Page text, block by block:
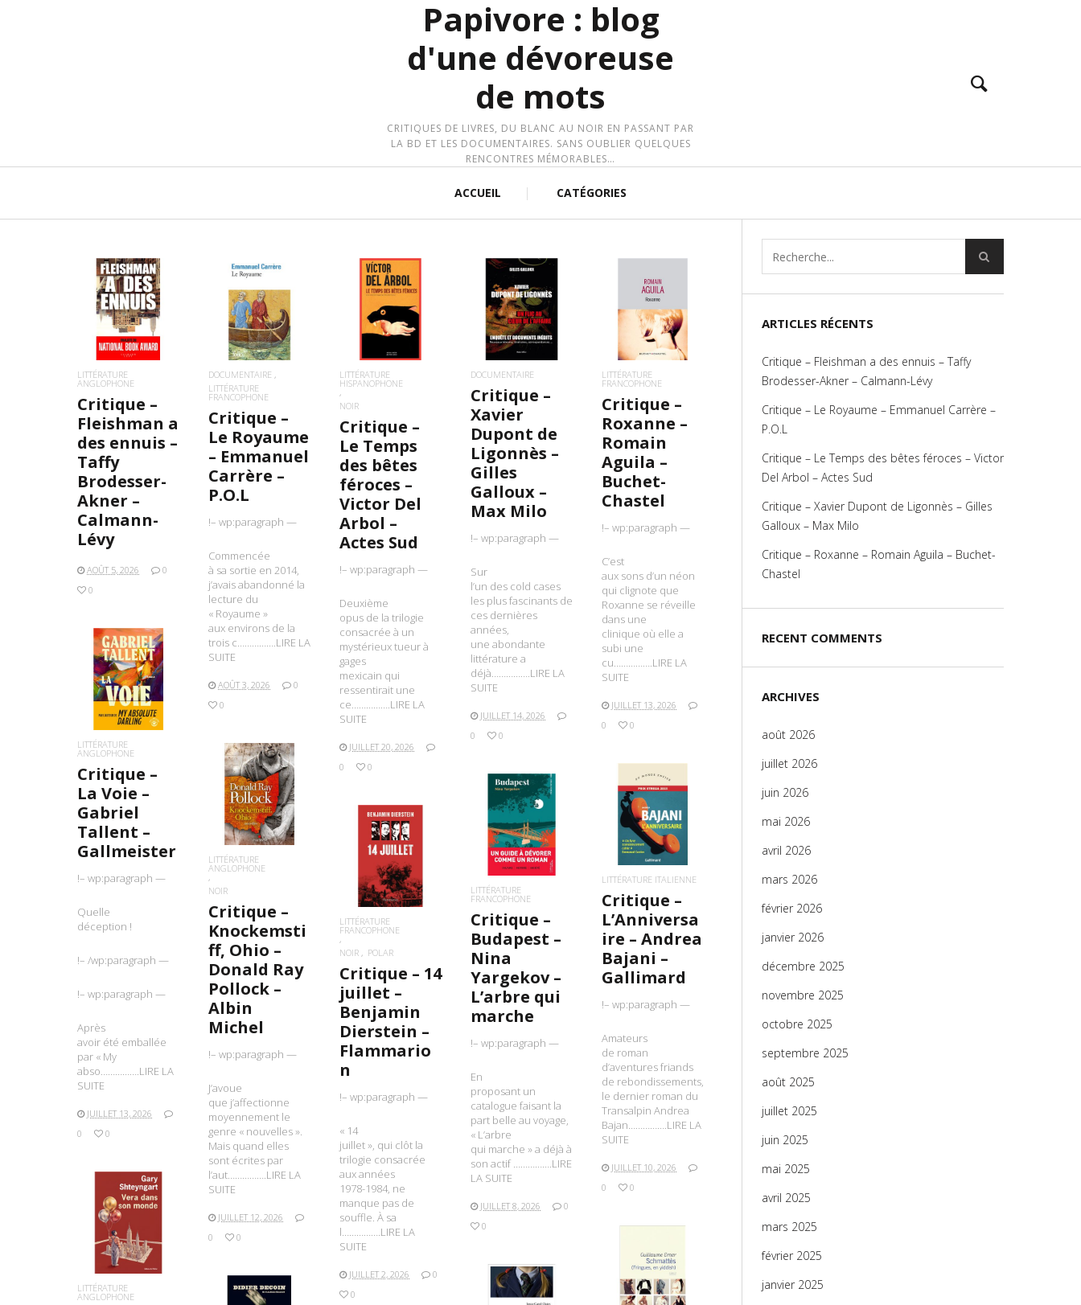
Papivore : blog
d'une dévoreuse
de mots
CRITIQUES DE LIVRES, DU BLANC AU NOIR EN PASSANT PAR
LA BD ET LES DOCUMENTAIRES. SANS OUBLIER QUELQUES
RENCONTRES MÉMORABLES…
ACCUEIL CATÉGORIES
LIRE LA SUITE
LITTÉRATURE
ANGLOPHONE
Critique –
Fleishman a
des ennuis –
Taffy
Brodesser-
Akner –
Calmann-
Lévy
AOÛT 5, 2026
0
0
LIRE LA SUITE
DOCUMENTAIRE
LITTÉRATURE
FRANCOPHONE
Critique –
Le Royaume
– Emmanuel
Carrère –
P.O.L
!– wp:paragraph —
Commencée
à sa sortie en 2014,
j’avais abandonné la
lecture du
« Royaume »
aux environs de la
trois c…………….LIRE LA
SUITE
AOÛT 3, 2026
0
0
LIRE LA SUITE
LITTÉRATURE
HISPANOPHONE
NOIR
Critique –
Le Temps
des bêtes
féroces –
Victor Del
Arbol –
Actes Sud
!– wp:paragraph —
Deuxième
opus de la trilogie
consacrée à un
mystérieux tueur à
gages
mexicain qui
ressentirait une
ce…………….LIRE LA
SUITE
JUILLET 20, 2026
0
0
LIRE LA SUITE
DOCUMENTAIRE
Critique –
Xavier
Dupont de
Ligonnès –
Gilles
Galloux –
Max Milo
!– wp:paragraph —
Sur
l’un des cold cases
les plus fascinants de
ces dernières
années,
une abondante
littérature a
déjà…………….LIRE LA
SUITE
JUILLET 14, 2026
0
0
LIRE LA SUITE
LITTÉRATURE
FRANCOPHONE
Critique –
Roxanne –
Romain
Aguila –
Buchet-
Chastel
!– wp:paragraph —
C’est
aux sons d’un néon
qui clignote que
Roxanne se réveille
dans une
clinique où elle a
subi une
cu…………….LIRE LA
SUITE
JUILLET 13, 2026
0
0
LIRE LA SUITE
LITTÉRATURE
ANGLOPHONE
Critique –
La Voie –
Gabriel
Tallent –
Gallmeister
!– wp:paragraph —
Quelle
déception !
!– /wp:paragraph —
!– wp:paragraph —
Après
avoir été emballée
par « My
abso…………….LIRE LA
SUITE
JUILLET 13, 2026
0
0
LIRE LA SUITE
LITTÉRATURE
ANGLOPHONE
NOIR
Critique –
Knockemsti
ff, Ohio –
Donald Ray
Pollock –
Albin
Michel
!– wp:paragraph —
J’avoue
que j’affectionne
moyennement le
genre « nouvelles ».
Mais quand elles
sont écrites par
l’aut…………….LIRE LA
SUITE
JUILLET 12, 2026
0
0
LIRE LA SUITE
LITTÉRATURE ITALIENNE
Critique –
L’Anniversa
ire – Andrea
Bajani –
Gallimard
!– wp:paragraph —
Amateurs
de roman
d’aventures friands
de rebondissements,
le dernier roman du
Transalpin Andrea
Bajan…………….LIRE LA
SUITE
JUILLET 10, 2026
0
0
LIRE LA SUITE
LITTÉRATURE
FRANCOPHONE
Critique –
Budapest –
Nina
Yargekov –
L’arbre qui
marche
!– wp:paragraph —
En
proposant un
catalogue faisant la
part belle au voyage,
« L’arbre
qui marche » a déjà à
son actif …………….LIRE
LA SUITE
JUILLET 8, 2026
0
0
LIRE LA SUITE
LITTÉRATURE
FRANCOPHONE
NOIR
POLAR
Critique – 14
juillet –
Benjamin
Dierstein –
Flammario
n
!– wp:paragraph —
« 14
juillet », qui clôt la
trilogie consacrée
aux années
1978-1984, ne
manque pas de
souffle. À sa
l…………….LIRE LA
SUITE
JUILLET 2, 2026
0
0
LIRE LA SUITE
LITTÉRATURE
ANGLOPHONE
LIRE LA SUITE
ARTICLES RÉCENTS
Critique – Fleishman a des ennuis – Taffy
Brodesser-Akner – Calmann-Lévy
Critique – Le Royaume – Emmanuel Carrère –
P.O.L
Critique – Le Temps des bêtes féroces – Victor
Del Arbol – Actes Sud
Critique – Xavier Dupont de Ligonnès – Gilles
Galloux – Max Milo
Critique – Roxanne – Romain Aguila – Buchet-
Chastel
RECENT COMMENTS
ARCHIVES
août 2026
juillet 2026
juin 2026
mai 2026
avril 2026
mars 2026
février 2026
janvier 2026
décembre 2025
novembre 2025
octobre 2025
septembre 2025
août 2025
juillet 2025
juin 2025
mai 2025
avril 2025
mars 2025
février 2025
janvier 2025